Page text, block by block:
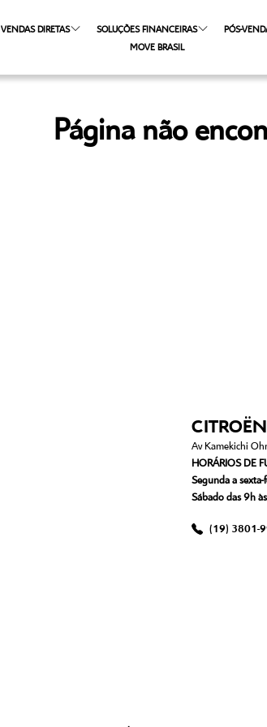
VENDAS DIRETAS SOLUÇÕES FINANCEIRAS PÓS-
MOVE BRASIL
Página não
Av Kamekichi
HORÁRIOS DE
Segunda a
Sábado das 9h
(19) 3801-